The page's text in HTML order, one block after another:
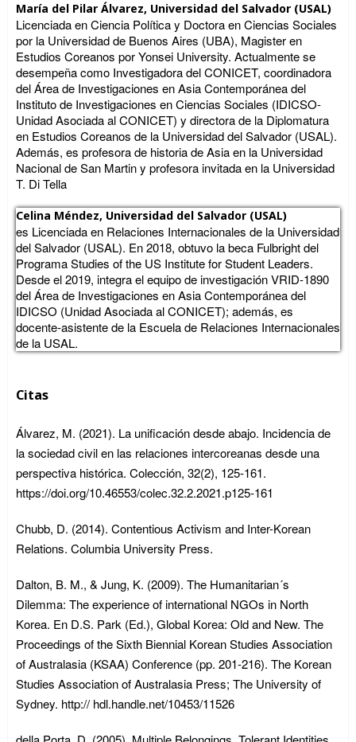
María del Pilar Álvarez, Universidad del Salvador (USAL)
Licenciada en Ciencia Política y Doctora en Ciencias Sociales
por la Universidad de Buenos Aires (UBA), Magister en
Estudios Coreanos por Yonsei University. Actualmente se
desempeña como Investigadora del CONICET, coordinadora
del Área de Investigaciones en Asia Contemporánea del
Instituto de Investigaciones en Ciencias Sociales (IDICSO-
Unidad Asociada al CONICET) y directora de la Diplomatura
en Estudios Coreanos de la Universidad del Salvador (USAL).
Además, es profesora de historia de Asia en la Universidad
Nacional de San Martin y profesora invitada en la Universidad
T. Di Tella
Celina Méndez, Universidad del Salvador (USAL)
es Licenciada en Relaciones Internacionales de la Universidad
del Salvador (USAL). En 2018, obtuvo la beca Fulbright del
Programa Studies of the US Institute for Student Leaders.
Desde el 2019, integra el equipo de investigación VRID-1890
del Área de Investigaciones en Asia Contemporánea del
IDICSO (Unidad Asociada al CONICET); además, es
docente-asistente de la Escuela de Relaciones Internacionales
de la USAL.
Citas
Álvarez, M. (2021). La unificación desde abajo. Incidencia de
la sociedad civil en las relaciones intercoreanas desde una
perspectiva histórica. Colección, 32(2), 125-161.
https://doi.org/10.46553/colec.32.2.2021.p125-161
Chubb, D. (2014). Contentious Activism and Inter-Korean
Relations. Columbia University Press.
Dalton, B. M., & Jung, K. (2009). The Humanitarian´s
Dilemma: The experience of international NGOs in North
Korea. En D.S. Park (Ed.), Global Korea: Old and New. The
Proceedings of the Sixth Biennial Korean Studies Association
of Australasia (KSAA) Conference (pp. 201-216). The Korean
Studies Association of Australasia Press; The University of
Sydney. http:// hdl.handle.net/10453/11526